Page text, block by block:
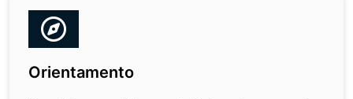
Orientamento